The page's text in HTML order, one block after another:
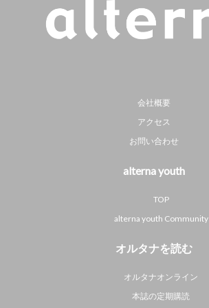
会社概要
アクセス
お問い合わせ
alterna youth
TOP
alterna youth Community
オルタナを読む
オルタナオンライン
本誌の定期購読